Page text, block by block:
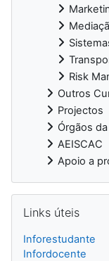
Risk
Outros
Projectos
Órgãos
AEISCAC
Apoio a
Links úteis
Inforestudante
Infordocente